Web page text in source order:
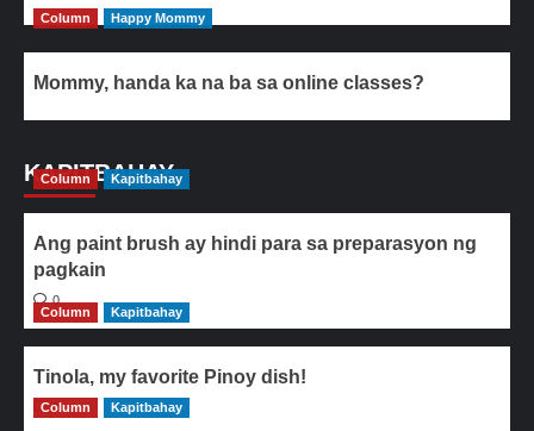
Column Happy Mommy
Mommy, handa ka na ba sa online classes?
KAPITBAHAY
Column Kapitbahay
Ang paint brush ay hindi para sa preparasyon ng
pagkain
0
Column
Kapitbahay
Tinola, my favorite Pinoy dish!
0
Column Kapitbahay